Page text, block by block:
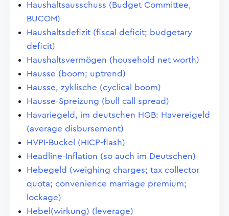
Haushaltsausschuss (Budget Committee,
BUCOM)
Haushaltsdefizit (fiscal deficit; budgetary
deficit)
Haushaltsvermögen (household net worth)
Hausse (boom; uptrend)
Hausse, zyklische (cyclical boom)
Hausse-Spreizung (bull call spread)
Havariegeld, im deutschen HGB: Havereigeld
(average disbursement)
HVPI-Buckel (HICP-flash)
Headline-Inflation (so auch im Deutschen)
Hebegeld (weighing charges; tax collector
quota; convenience marriage premium;
lockage)
Hebel(wirkung) (leverage)